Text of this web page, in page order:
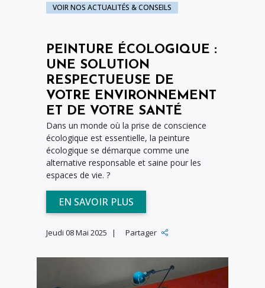
VOIR NOS ACTUALITÉS & CONSEILS
PEINTURE ÉCOLOGIQUE :
UNE SOLUTION
RESPECTUEUSE DE
VOTRE ENVIRONNEMENT
ET DE VOTRE SANTÉ
Dans un monde où la prise de conscience
écologique est essentielle, la peinture
écologique se démarque comme une
alternative responsable et saine pour les
espaces de vie. ?
EN SAVOIR PLUS
Jeudi 08 Mai 2025 Partager